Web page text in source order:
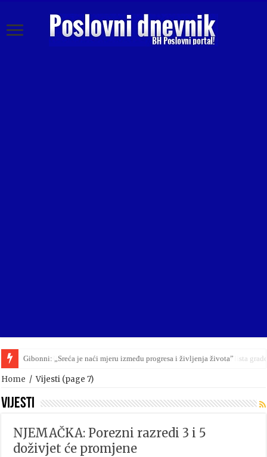
Lidl završio megacentar u BiH vrijedan 100 miliona eura: Ovo je lista
Home / Vijesti (page 7)
Vijesti
NJEMAČKA: Porezni razredi 3 i 5
doživjet će promjene